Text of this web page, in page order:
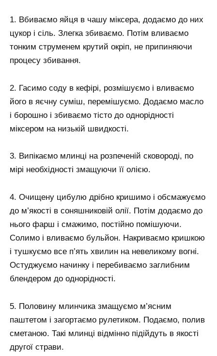
1. Вбиваємо яйця в чашу міксера, додаємо до них
цукор і сіль. Злегка збиваємо. Потім вливаємо
тонким струменем крутий окріп, не припиняючи
процесу збивання.
2. Гасимо соду в кефірі, розмішуємо і вливаємо
його в яєчну суміш, перемішуємо. Додаємо масло
і борошно і збиваємо тісто до однорідності
міксером на низькій швидкості.
3. Випікаємо млинці на розпеченій сковороді, по
мірі необхідності змащуючи її олією.
4. Очищену цибулю дрібно кришимо і обсмажуємо
до м’якості в соняшниковій олії. Потім додаємо до
нього фарш і смажимо, постійно помішуючи.
Солимо і вливаємо бульйон. Накриваємо кришкою
і тушкуємо все п’ять хвилин на невеликому вогні.
Остуджуємо начинку і перебиваємо заглибним
блендером до однорідності.
5. Половину млинчика змащуємо м’ясним
паштетом і загортаємо рулетиком. Подаємо, полив
сметаною. Такі млинці відмінно підійдуть в якості
другої страви.